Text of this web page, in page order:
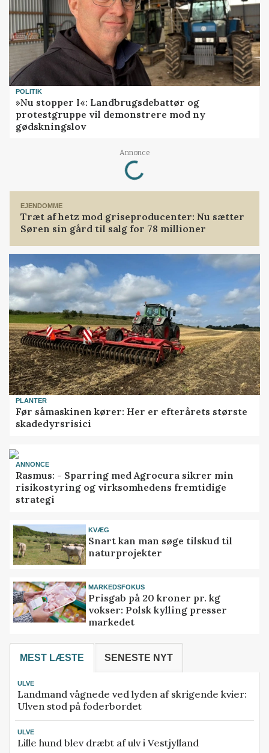
POLITIK
»Nu stopper I«: Landbrugsdebattør og
protestgruppe vil demonstrere mod ny
gødskningslov
Annonce
Loading...
EJENDOMME
Træt af hetz mod griseproducenter: Nu sætter
Søren sin gård til salg for 78 millioner
PLANTER
Før såmaskinen kører: Her er efterårets største
skadedyrsrisici
ANNONCE
Rasmus: - Sparring med Agrocura sikrer min
risikostyring og virksomhedens fremtidige
strategi
KVÆG
Snart kan man søge tilskud til
naturprojekter
MARKEDSFOKUS
Prisgab på 20 kroner pr. kg
vokser: Polsk kylling presser
markedet
MEST LÆSTE SENESTE NYT
ULVE
Landmand vågnede ved lyden af skrigende kvier:
Ulven stod på foderbordet
ULVE
Lille hund blev dræbt af ulv i Vestjylland